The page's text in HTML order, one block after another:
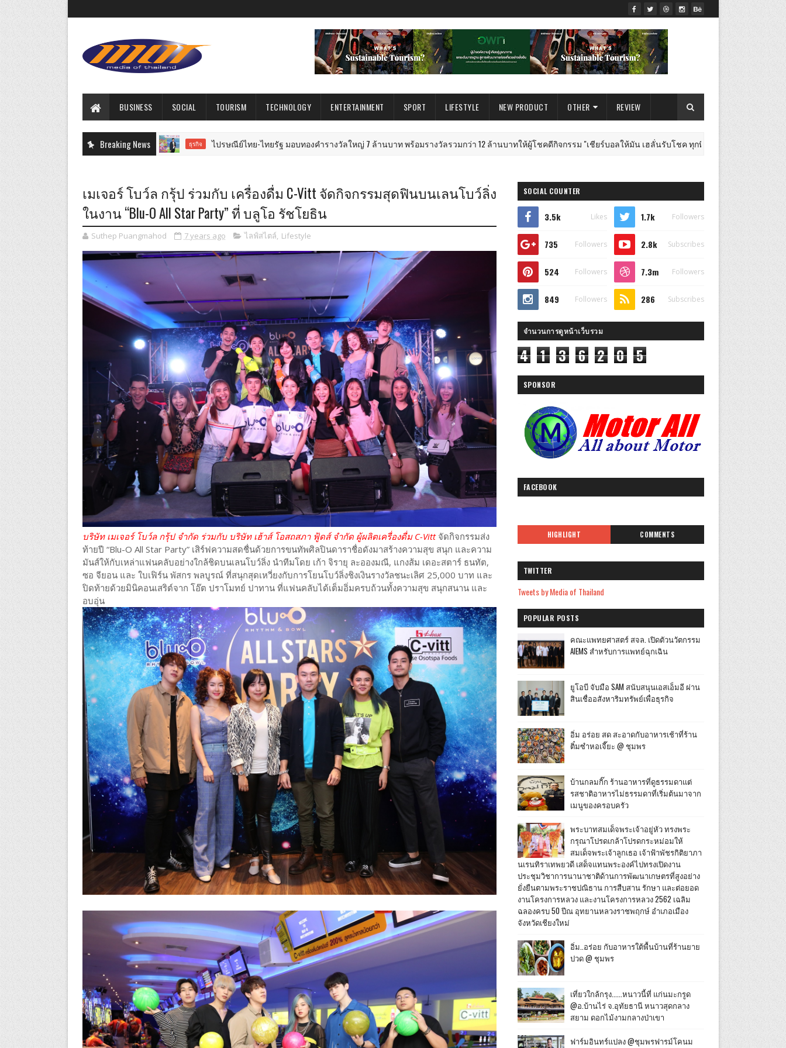
BUSINESS SOCIAL TOURISM TECHNOLOGY ENTERTAINMENT SPORT LIFESTYLE NEW PRODUCT OTHER REVIEW
Breaking News
ธุรกิจ ไปรษณีย์ไทย-ไทยรัฐ มอบทองคำรางวัลใหญ่ 7 ล้านบาท พร้อมรางวัลรวมกว่า 12 ล้านบาทให้ผู้โชคดีกิจกรรม "เชียร์บอลให้มัน เฮลั่นรับโชค ทุกที่ทุกเวลา" ในศึกฟุตบอลระดับโลก 2026
เมเจอร์ โบว์ล กรุ้ป ร่วมกับ เครื่องดื่ม C-Vitt จัดกิจกรรมสุดฟินบนเลนโบว์ลิ่ง
ในงาน “Blu-O All Star Party” ที่ บลูโอ รัชโยธิน
Suthep Puangmahod 7 years ago ไลฟ์สไตล์, Lifestyle
บริษัท เมเจอร์ โบว์ล กรุ้ป จำกัด ร่วมกับ บริษัท เฮ้าส์ โอสถสภา ฟู้ดส์ จำกัด ผู้ผลิตเครื่องดื่ม C-Vitt จัดกิจกรรมส่ง
ท้ายปี “Blu-O All Star Party” เสิร์ฟความสดชื่นด้วยการขนทัพศิลปินดาราชื่อดังมาสร้างความสุข สนุก และความ
มันส์ให้กับเหล่าแฟนคลับอย่างใกล้ชิดบนเลนโบว์ลิ่ง นำทีมโดย เก้า จิรายุ ละอองมณี, แกงส้ม เดอะสตาร์ ธนทัต,
ซอ จียอน และ ใบเฟิร์น พัสกร พลบูรณ์ ที่สนุกสุดเหวี่ยงกับการโยนโบว์ลิ่งชิงเงินรางวัลชนะเลิศ 25,000 บาท และ
ปิดท้ายด้วยมินิคอนเสริต์จาก โอ๊ต ปราโมทย์ ปาทาน ที่แฟนคลับได้เต็มอิ่มครบถ้วนทั้งความสุข สนุกสนาน และ
อบอุ่น
SOCIAL COUNTER
3.5k Likes 1.7k Followers
735 Followers 2.8k Subscribes
524 Followers 7.3m Followers
849 Followers 286 Subscribes
จำนวนการดูหน้าเว็บรวม
4 1 3 6 2 0 5
SPONSOR
FACEBOOK
HIGHLIGHT COMMENTS
TWITTER
Tweets by Media of Thailand
POPULAR POSTS
คณะแพทยศาสตร์ สจล. เปิดตัวนวัตกรรม
AIEMS สำหรับการแพทย์ฉุกเฉิน
ยูโอบี จับมือ SAM สนับสนุนเอสเอ็มอี ผ่าน
สินเชื่ออสังหาริมทรัพย์เพื่อธุรกิจ
อิ่ม อร่อย สด สะอาดกับอาหารเช้าที่ร้าน
ติ๋มซำหอเจี๊ยะ @ ชุมพร
บ้านกลมกิ๊ก ร้านอาหารที่ดูธรรมดาแต่
รสชาติอาหารไม่ธรรมดาที่เริ่มต้นมาจาก
เมนูของครอบครัว
พระบาทสมเด็จพระเจ้าอยู่หัว ทรงพระ
กรุณาโปรดเกล้าโปรดกระหม่อมให้
สมเด็จพระเจ้าลูกเธอ เจ้าฟ้าพัชรกิติยาภา
นเรนทิราเทพยวดี เสด็จแทนพระองค์ไปทรงเปิดงาน
ประชุมวิชาการนานาชาติด้านการพัฒนาเกษตรที่สูงอย่าง
ยั่งยืนตามพระราชปณิธาน การสืบสาน รักษา และต่อยอด
งานโครงการหลวง และงานโครงการหลวง 2562 เฉลิม
ฉลองครบ 50 ปีณ อุทยานหลวงราชพฤกษ์ อำเภอเมือง
จังหวัดเชียงใหม่
อิ่ม..อร่อย กับอาหารใต้พื้นบ้านที่ร้านยาย
ปวด @ ชุมพร
เที่ยวใกล้กรุง......หนาวนี้ที่ แก่นมะกรูด
@อ.บ้านไร่ จ.อุทัยธานี หนาวสุดกลาง
สยาม ดอกไม้งามกลางป่าเขา
ฟาร์มอินทร์แปลง @ชุมพรฟารม์โคนม